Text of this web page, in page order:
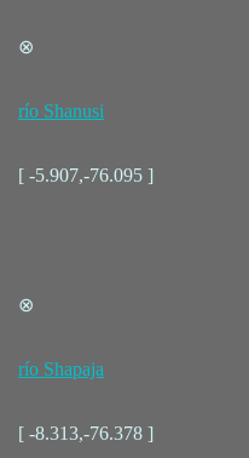
⊗
río Shanusi
[ -5.907,-76.095 ]
⊗
río Shapaja
[ -8.313,-76.378 ]